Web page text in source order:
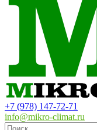
+7 (978) 147-72-71
info@mikro-climat.ru